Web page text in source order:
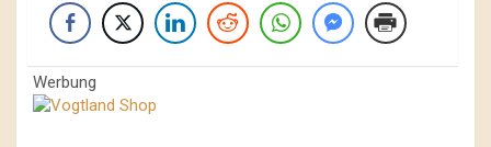
Werbung